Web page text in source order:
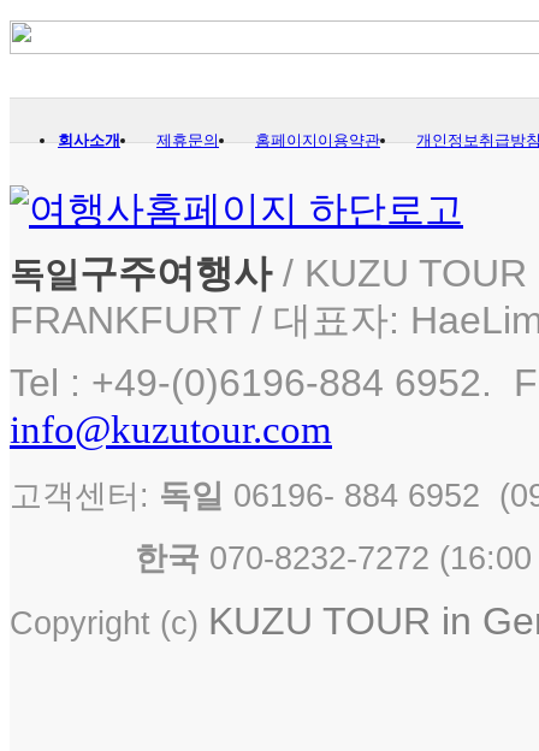
회사소개 제휴문의 홈페이지이용약관 개인정보취급방
독일 구주여행사/ KUZU TOUR
FRANKFURT / 대표자:
Tel : +49-(0)6196-884 6952.
info@kuzutour.com
고객센터: 독일 06196- 884 6952
한국 070-8232-7272 (
Copyright (c) KUZU TOUR in